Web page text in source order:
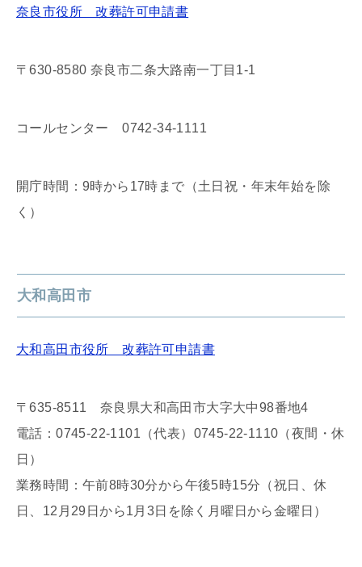
奈良市役所 改葬許可申請書
〒630-8580 奈良市二条大路南一丁目1-1
コールセンター 0742-34-1111
開庁時間：9時から17時まで（土日祝・年末年始を除
く）
大和高田市
大和高田市役所 改葬許可申請書
〒635-8511 奈良県大和高田市大字大中98番地4
電話：0745-22-1101（代表）0745-22-1110（夜間・休
日）
業務時間：午前8時30分から午後5時15分（祝日、休
日、12月29日から1月3日を除く月曜日から金曜日）